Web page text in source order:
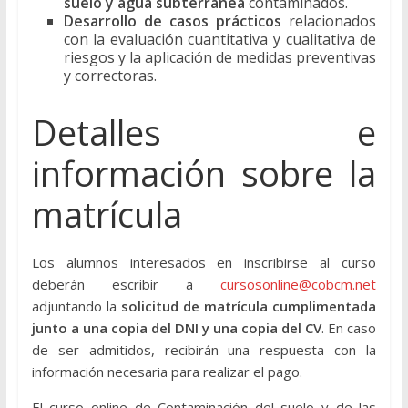
Desarrollo de casos prácticos relacionados
con la evaluación cuantitativa y cualitativa de
riesgos y la aplicación de medidas preventivas
y correctoras.
Detalles e
información sobre la
matrícula
Los alumnos interesados en inscribirse al curso
deberán escribir acursosonline@cobcm.net
adjuntando la solicitud de matrícula cumplimentada
junto a una copia del DNI y una copia del CV. En caso
de ser admitidos, recibirán una respuesta con la
información necesaria para realizar el pago.